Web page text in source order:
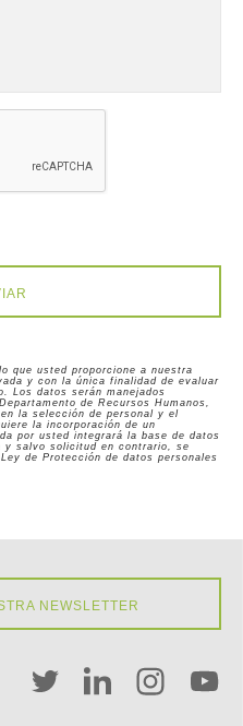
que usted proporcione a nuestra
y con la única finalidad de evaluar
Los datos serán manejados
de Recursos Humanos,
la selección de personal y el
la incorporación de un
por usted integrará la base de datos
y salvo solicitud en contrario, se
de Protección de datos personales
NEWSLETTER